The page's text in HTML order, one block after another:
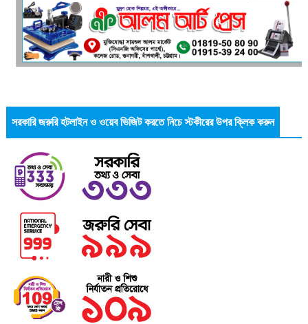
সরকারি জরুরি হটলাইন ও ওয়েব ভিজিট করতে নিচে স্টকীরের উপর ক্লিক করুন